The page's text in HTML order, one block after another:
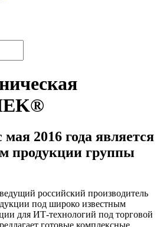
2016 года является
продукции группы
российский производитель
под широко известным
для ИТ-технологий под торговой